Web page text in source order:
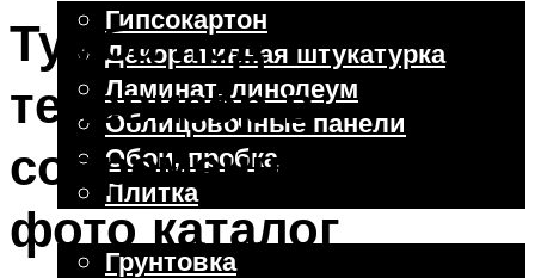
Гипсокартон
Декоративная штукатурка
Ламинат, линолеум
Облицовочные панели
Обои, пробка
Плитка
Отделочные работы
Грунтовка
Тумба под
телевизор в
современном стиле:
фото каталог